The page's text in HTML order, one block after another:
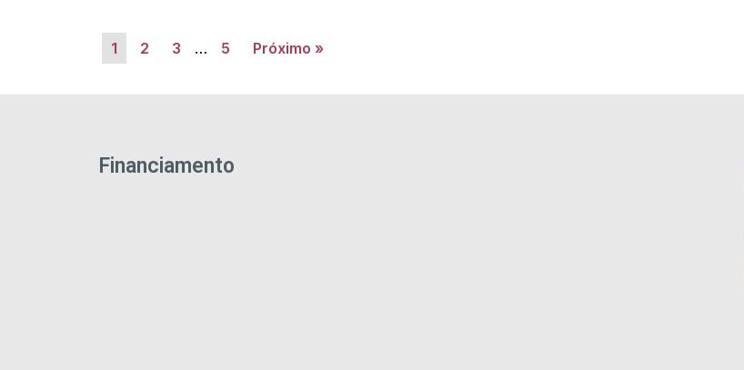
1 2 3 … 5 Próximo »
Financiamento